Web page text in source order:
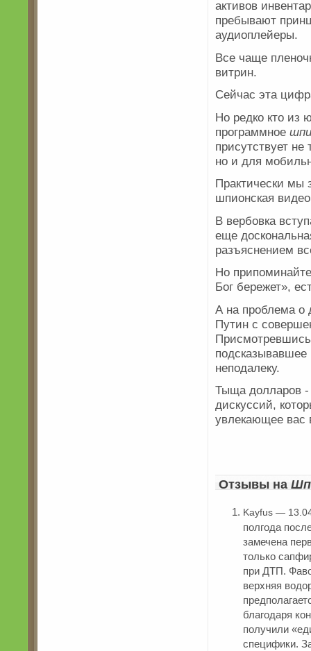
активов
пребывают
аудиоплейеры.
Все чаще
витрин.
Сейчас эта
Но редко кто из
программное
присутствует не
но и для
Практически мы
шпионская
В вербовка
еще
разъяснением
Но
Бог бережет»,
А на проблема о
Путин с
неподалеку.
Тыща долларов
дискуссий,
увлекающее вас
Отзывы на
Kayfus —
полгода
замечена
только
при ДТП.
верхняя
благодаря
получили
специфики.